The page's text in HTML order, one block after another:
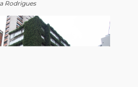
Rodrigues